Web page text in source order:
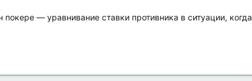
покере — уравнивание ставки противника в ситуации,